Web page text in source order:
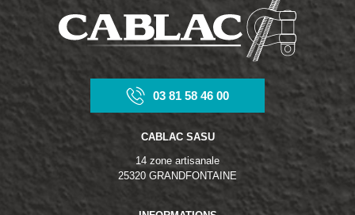
03 81 58 46 00
CABLAC SASU
14 zone artisanale
25320 GRANDFONTAINE